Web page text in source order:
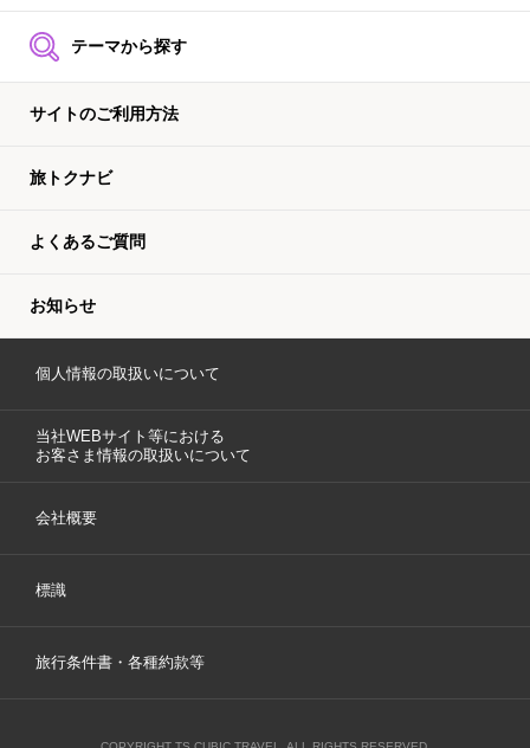
テーマから探す
サイトのご利用方法
旅トクナビ
よくあるご質問
お知らせ
個人情報の取扱いについて
当社WEBサイト等における
お客さま情報の取扱いについて
会社概要
標識
旅行条件書・各種約款等